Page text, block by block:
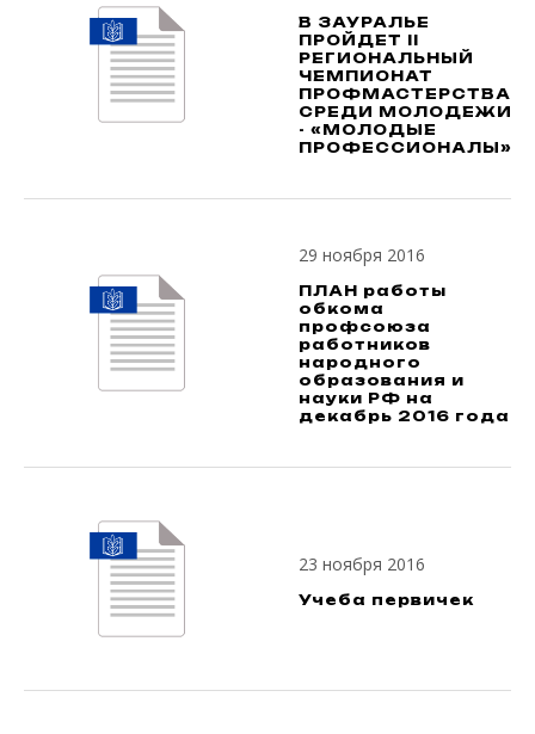
В ЗАУРАЛЬЕ
ПРОЙДЕТ II
РЕГИОНАЛЬНЫЙ
ЧЕМПИОНАТ
ПРОФМАСТЕРСТВА
СРЕДИ МОЛОДЕЖИ
- «МОЛОДЫЕ
ПРОФЕССИОНАЛЫ»
29 ноября 2016
ПЛАН работы
обкома
профсоюза
работников
народного
образования и
науки РФ на
декабрь 2016 года
23 ноября 2016
Учеба первичек